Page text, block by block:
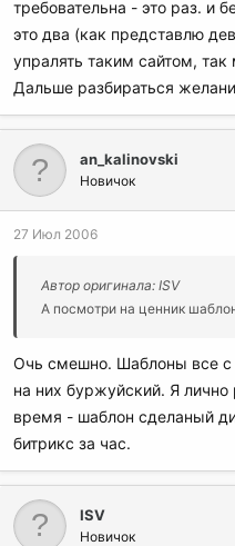
требовательна - это раз. и
это два (как представлю
упралять таким сайтом,
Дальше разбираться
an_kalinovski
Новичок
27 Июл 2006
Автор оригинала: ISV
А посмотри на ценник
Очь смешно. Шаблоны все с
на них буржуйский. Я лично
время - шаблон сделаный
битрикс за час.
ISV
Новичок